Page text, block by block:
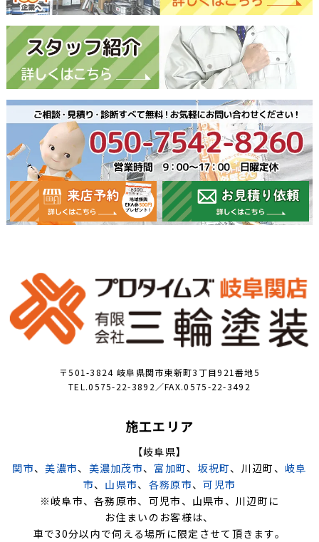
〒501-3824 岐阜県関市東新町3丁目921番地5
TEL.0575-22-3892／FAX.0575-22-3492
施工エリア
【岐阜県】
関市、美濃市、 美濃加茂市、 富加町、 坂祝町、川辺町、 岐阜
市、 山県市、 各務原市、可児市
※岐阜市、各務原市、可児市、山県市、川辺町に
お住まいのお客様は、
車で30分以内で伺える場所に限定させて頂きます。